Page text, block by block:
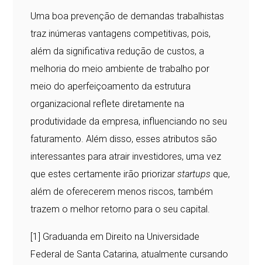
Uma boa prevenção de demandas trabalhistas
traz inúmeras vantagens competitivas, pois,
além da significativa redução de custos, a
melhoria do meio ambiente de trabalho por
meio do aperfeiçoamento da estrutura
organizacional reflete diretamente na
produtividade da empresa, influenciando no seu
faturamento. Além disso, esses atributos são
interessantes para atrair investidores, uma vez
que estes certamente irão priorizarstartups que,
além de oferecerem menos riscos, também
trazem o melhor retorno para o seu capital.
[1] Graduanda em Direito na Universidade
Federal de Santa Catarina, atualmente cursando